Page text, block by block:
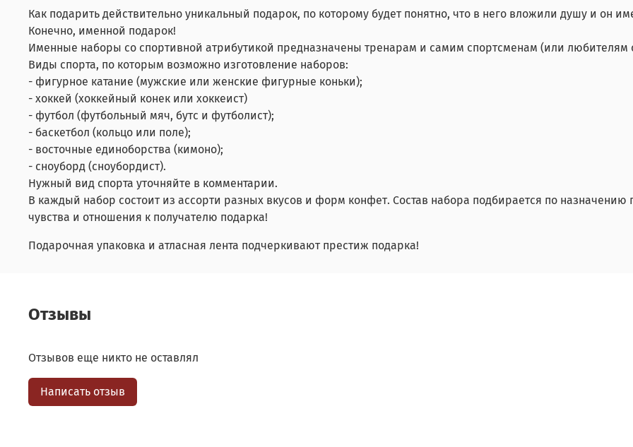
Как подарить действительно уникальный подарок, по которому будет понятно, что в него вложили душу и он
Конечно, именной подарок!
Именные наборы со спортивной атрибутикой предназначены тренарам и самим спортсменам (или любителям
Виды спорта, по которым возможно изготовление наборов:
- фигурное катание (мужские или женские фигурные коньки);
- хоккей (хоккейный конек или хоккеист)
- футбол (футбольный мяч, бутс и футболист);
- баскетбол (кольцо или поле);
- восточные единоборства (кимоно);
- сноуборд (сноубордист).
Нужный вид спорта уточняйте в комментарии.
В каждый набор состоит из ассорти разных вкусов и форм конфет. Состав набора подбирается по
чувства и отношения к получателю подарка!
Подарочная упаковка и атласная лента подчеркивают престиж подарка!
Отзывы
Отзывов еще никто не оставлял
Написать отзыв